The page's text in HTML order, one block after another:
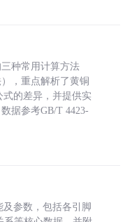
种常用计算方法
，重点解析了黄铜
式的差异，并提供实
据参考GB/T 4423-
及参数，包括各引脚